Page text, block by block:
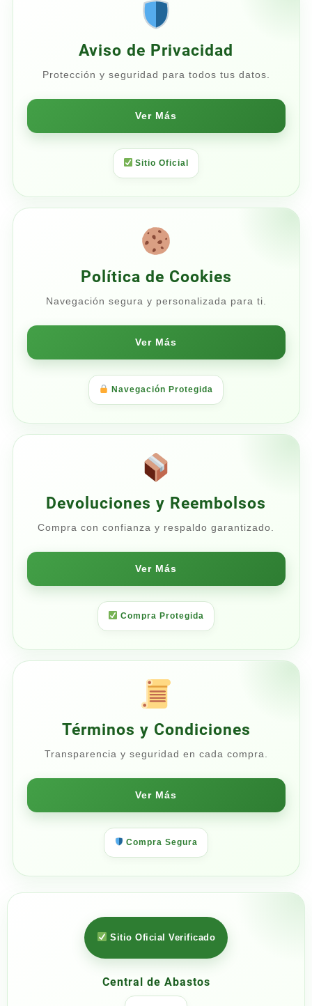
Aviso de Privacidad
Protección y seguridad para todos tus datos.
Ver Más
Sitio Oficial
Política de Cookies
Navegación segura y personalizada para ti.
Ver Más
Navegación Protegida
Devoluciones y Reembolsos
Compra con confianza y respaldo garantizado.
Ver Más
Compra Protegida
Términos y Condiciones
Transparencia y seguridad en cada compra.
Ver Más
Compra Segura
Sitio Oficial Verificado
Central de Abastos